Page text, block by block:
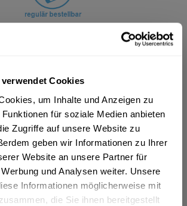
Cookies
um Inhalte und Anzeigen zu
für soziale Medien anbieten
Zugriffe auf unsere Website zu
geben wir Informationen zu Ihrer
Website an unsere Partner für
und Analysen weiter. Unsere
Informationen möglicherweise mit
die Sie ihnen bereitgestellt
*
* / 1 Liter)
32636